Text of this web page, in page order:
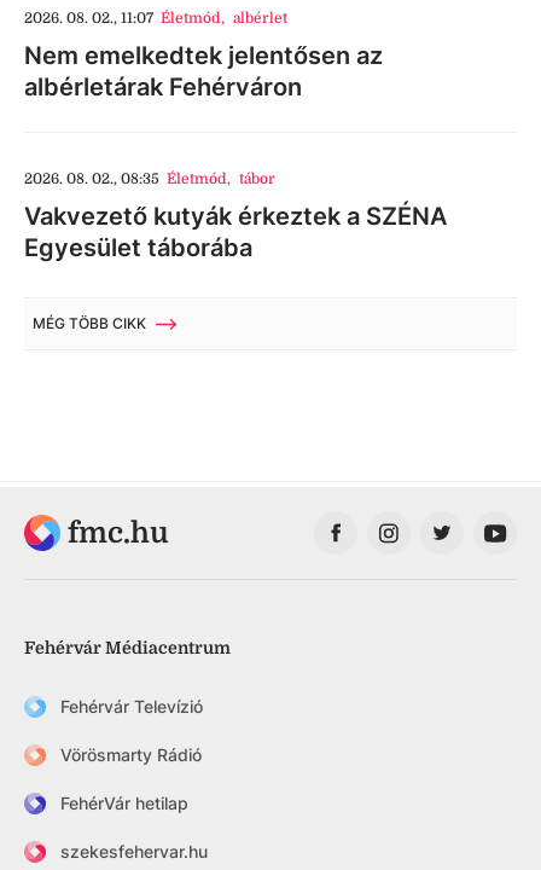
2026. 08. 02., 11:07 Életmód, albérlet
Nem emelkedtek jelentősen az
albérletárak Fehérváron
2026. 08. 02., 08:35 Életmód, tábor
Vakvezető kutyák érkeztek a SZÉNA
Egyesület táborába
MÉG TÖBB CIKK
fmc.hu
Fehérvár Médiacentrum
Fehérvár Televízió
Vörösmarty Rádió
FehérVár hetilap
szekesfehervar.hu